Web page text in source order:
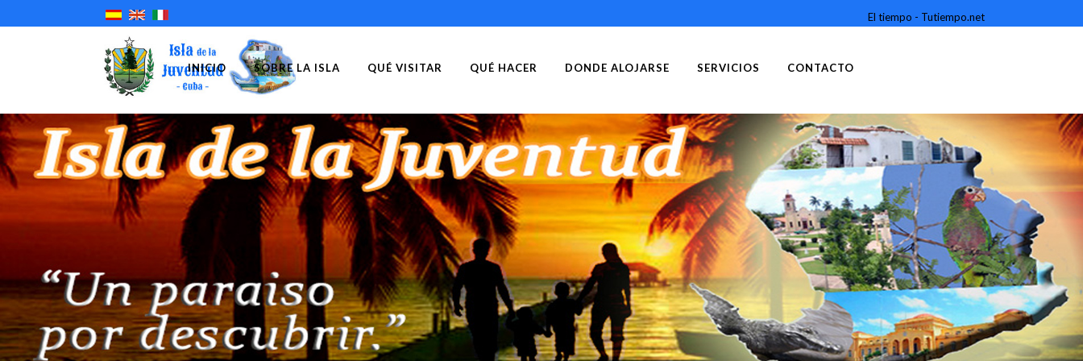
El tiempo - Tutiempo.net
INICIO SOBRE LA ISLA QUÉ VISITAR QUÉ HACER DONDE ALOJARSE SERVICIOS CONTACTO
CAYO LARGO DEL SUR. UN PARAÍSO DEL
Reserve con un click.